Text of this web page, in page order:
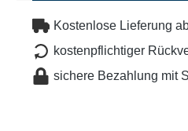
Kostenlose Lieferung
kostenpflichtiger
sichere Bezahlung mit